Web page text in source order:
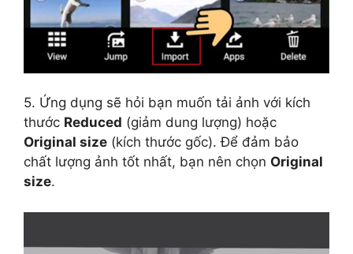
5. Ứng dụng sẽ hỏi bạn muốn tải ảnh với kích
thước Reduced (giảm dung lượng) hoặc
Original size (kích thước gốc). Để đảm bảo
chất lượng ảnh tốt nhất, bạn nên chọn Original
size.